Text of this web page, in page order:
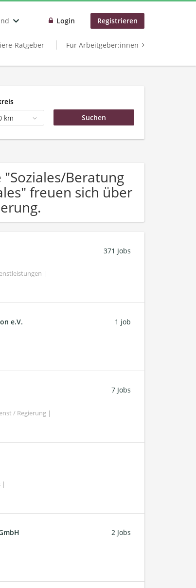
Login Registrieren
Ratgeber Für Arbeitgeber:innen
km
Beratung
freuen sich über
|
371 Jobs
e.V. 1 job
/ Regierung |
7 Jobs
|
2 Jobs